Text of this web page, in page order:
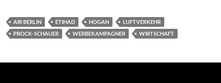
AIR BERLIN ETIHAD HOGAN
LUFTVERKEHR
PROCK-SCHAUER
WERBEKAMPAGNER WIRTSCHAFT